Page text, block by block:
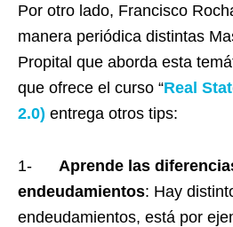
Por otro lado, Francisco
manera periódica distintas
Propital que aborda esta
que ofrece el curso “Real
2.0) entrega otros tips:
1- Aprende las
endeudamientos: Hay
endeudamientos, está por